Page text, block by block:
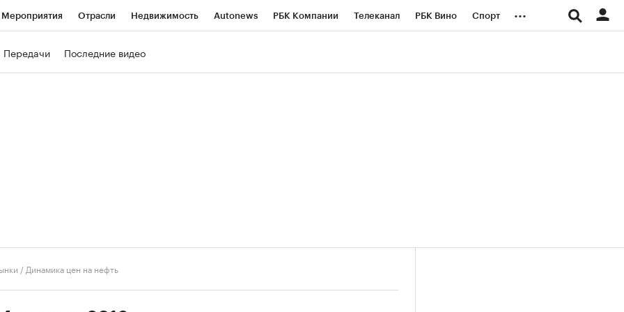
Мероприятия Отрасли Недвижимость Autonews РБК Компании Телеканал РБК Вино Спорт ...
Передачи Последние видео
/ Динамика цен на нефть